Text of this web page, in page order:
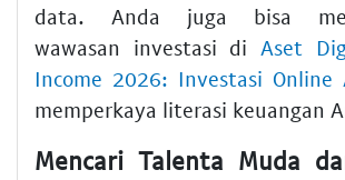
data. Anda juga bisa
wawasan investasi di Aset
Income 2026: Investasi Online
memperkaya literasi keuangan
Mencari Talenta Muda